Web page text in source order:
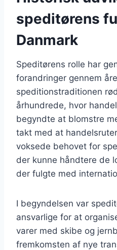
speditørens
Danmark
Speditørens rolle har
forandringer gennem
speditionstraditionen
århundrede, hvor
begyndte at blomstre
takt med at
voksede behovet for
der kunne håndtere de
der fulgte med
I begyndelsen var
ansvarlige for at
varer med skibe og
fremkomsten af nye